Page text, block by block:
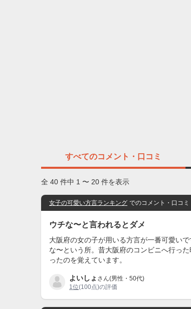
すべてのコメント・口コミ
全 40 件中 1 〜 20 件を表示
女子の可愛い方言ランキング でのコメント・口コミ
ウチな〜と言われるとダメ
大阪府の女の子が用いる方言が一番可愛い
な〜という所。昔大阪府のコンビニへ行っ
ったのを覚えています。
よいしょ さん(男性・50代)
1位(100点)の評価